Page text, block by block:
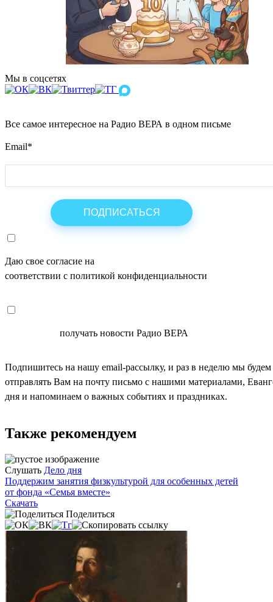
Мы в соцсетях
Все самое интересное на Радио ВЕРА в одном письме
Email*
Даю свое согласие на
соответствии с политикой конфиденциальности
получать новости Радио ВЕРА
Подпишитесь на нашу email-рассылку, и раз в неделю мы будем
отправлять Вам на почту письмо с нашими материалами,
дня и напоминаем о важных событиях и праздниках.
Также рекомендуем
Слушать Дело дня
Поддержим занятия физкультурой для особенных детей
от фонда «Семья вместе»
Скачать
Поделиться